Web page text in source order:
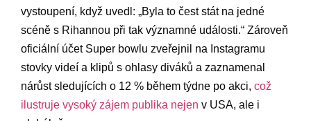
vystoupení, když ⁢uvedl:‌ „Byla to čest stát​ na jedné
scéně s Rihannou při tak‌ významné události.“ Zároveň
oficiální ‌účet Super bowlu zveřejnil na‌ Instagramu
stovky videí⁢ a klipů s ohlasy diváků a zaznamenal
nárůst sledujících o 12 %‌ během týdne po ⁣akci, což
ilustruje vysoký zájem publika nejen v USA, ale i